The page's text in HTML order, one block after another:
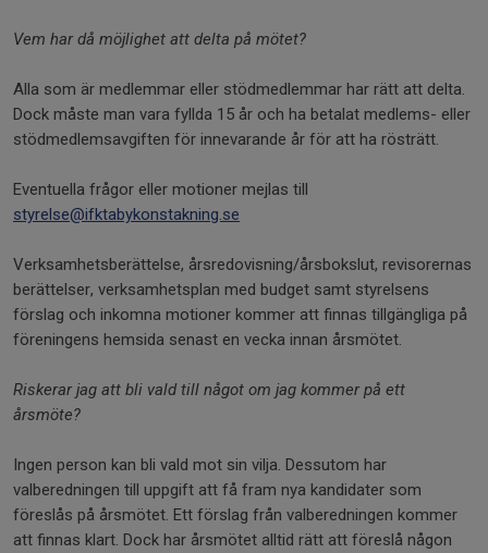
Vem har då möjlighet att delta på mötet?
Alla som är medlemmar eller stödmedlemmar har rätt att delta.
Dock måste man vara fyllda 15 år och ha betalat medlems- eller
stödmedlemsavgiften för innevarande år för att ha rösträtt.
Eventuella frågor eller motioner mejlas till
styrelse@ifktabykonstakning.se
Verksamhetsberättelse, årsredovisning/årsbokslut, revisorernas
berättelser, verksamhetsplan med budget samt styrelsens
förslag och inkomna motioner kommer att finnas tillgängliga på
föreningens hemsida senast en vecka innan årsmötet.
Riskerar jag att bli vald till något om jag kommer på ett
årsmöte?
Ingen person kan bli vald mot sin vilja. Dessutom har
valberedningen till uppgift att få fram nya kandidater som
föreslås på årsmötet. Ett förslag från valberedningen kommer
att finnas klart. Dock har årsmötet alltid rätt att föreslå någon